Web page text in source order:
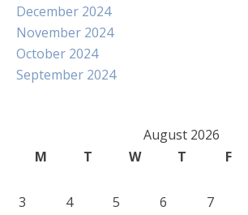
December 2024
November 2024
October 2024
September 2024
August 2026
M
T W T F
3
4 5 6 7